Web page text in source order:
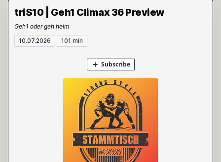
triS10 | Geh1 Climax 36 Preview
Geh1 oder geh heim
10.07.2026
101 min